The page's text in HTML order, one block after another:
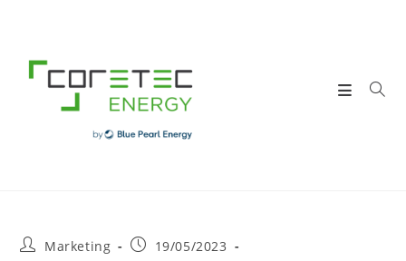
content
PostMarketing
Post19/05/2023